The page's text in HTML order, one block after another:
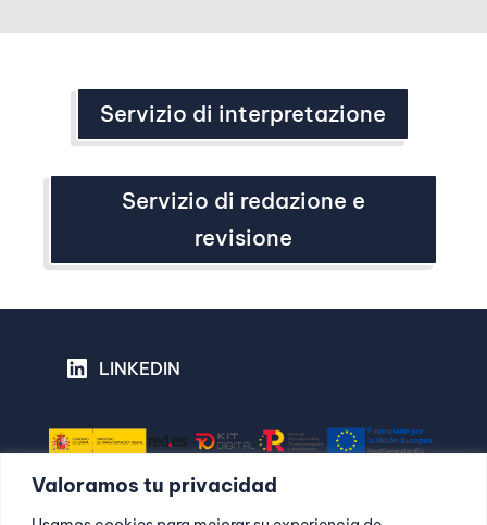
Valoramos tu privacidad
Servizio di interpretazione
Servizio di redazione e
revisione
LINKEDIN